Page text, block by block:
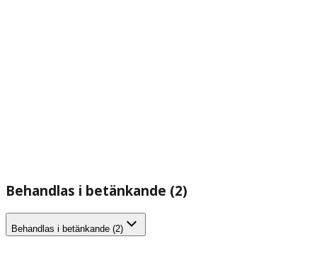
Behandlas i betänkande (2)
Behandlas i betänkande (2)